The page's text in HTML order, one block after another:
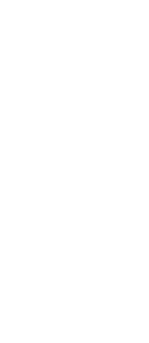
, 대표자의 성
도록 초기 화
본법, 전기통
상거래 등에
할 수 있다.
스 개선 및 신
계학적 특성에